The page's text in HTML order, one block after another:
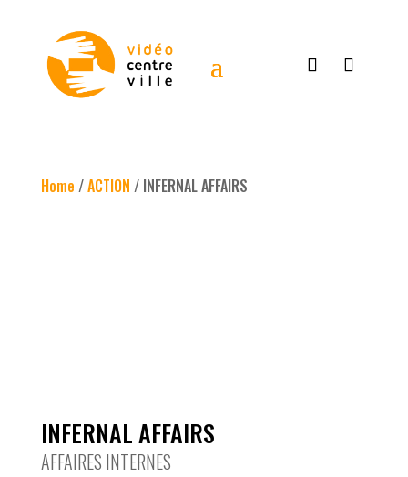
Home /ACTION / INFERNAL AFFAIRS
INFERNAL AFFAIRS
AFFAIRES INTERNES